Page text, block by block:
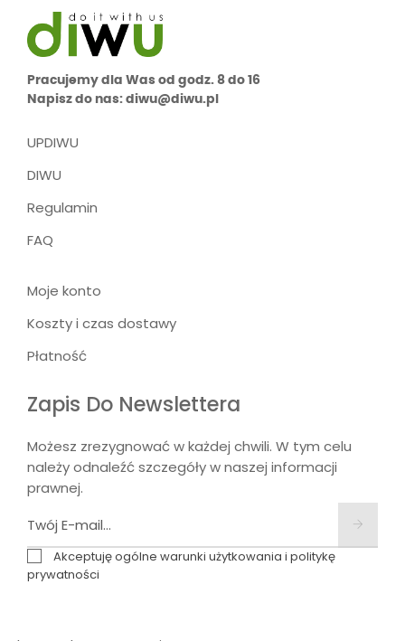
Pracujemy dla Was od godz. 8 do 16
Napisz do nas: diwu@diwu.pl
UPDIWU
DIWU
Regulamin
FAQ
Moje konto
Koszty i czas dostawy
Płatność
Zapis Do Newslettera
Możesz zrezygnować w każdej chwili. W tym celu
należy odnaleźć szczegóły w naszej informacji
prawnej.
Akceptuję ogólne warunki użytkowania i politykę
prywatności